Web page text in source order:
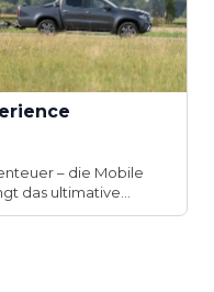
– die Mobile
das ultimative